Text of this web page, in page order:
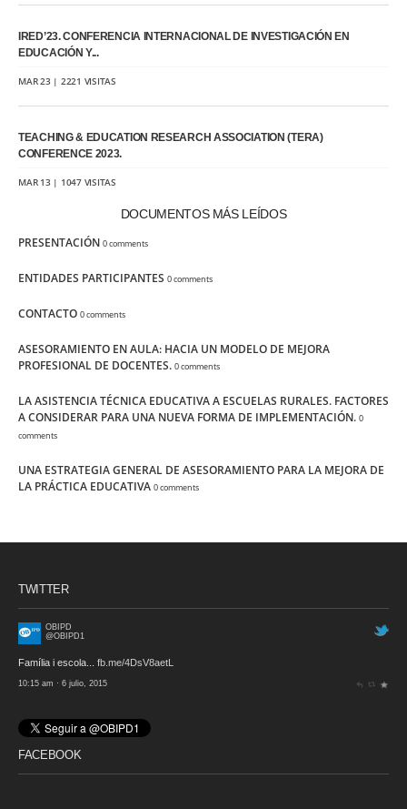
IRED’23. CONFERENCIA INTERNACIONAL DE INVESTIGACIÓN EN
EDUCACIÓN Y...
MAR 23 | 2221 VISITAS
TEACHING & EDUCATION RESEARCH ASSOCIATION (TERA)
CONFERENCE 2023.
MAR 13 | 1047 VISITAS
DOCUMENTOS MÁS LEÍDOS
PRESENTACIÓN 0 comments
ENTIDADES PARTICIPANTES 0 comments
CONTACTO 0 comments
ASESORAMIENTO EN AULA: HACIA UN MODELO DE MEJORA
PROFESIONAL DE DOCENTES. 0 comments
LA ASISTENCIA TÉCNICA EDUCATIVA A ESCUELAS RURALES. FACTORES
A CONSIDERAR PARA UNA NUEVA FORMA DE IMPLEMENTACIÓN. 0
comments
UNA ESTRATEGIA GENERAL DE ASESORAMIENTO PARA LA MEJORA DE
LA PRÁCTICA EDUCATIVA 0 comments
TWITTER
OBIPD
@OBIPD1
Família i escola... fb.me/4DsV8aetL
10:15 am · 6 julio, 2015
FACEBOOK